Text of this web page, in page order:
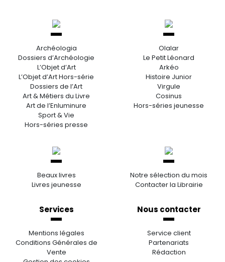
Archéologia
Dossiers d’Archéologie
L’Objet d’Art
L’Objet d’Art Hors-série
Dossiers de l’Art
Art & Métiers du Livre
Art de l’Enluminure
Sport & Vie
Hors-séries presse
Olalar
Le Petit Léonard
Arkéo
Histoire Junior
Virgule
Cosinus
Hors-séries jeunesse
Beaux livres
Livres jeunesse
Notre sélection du mois
Contacter la Librairie
Services
Mentions légales
Conditions Générales de
Vente
Nous contacter
Service client
Partenariats
Rédaction